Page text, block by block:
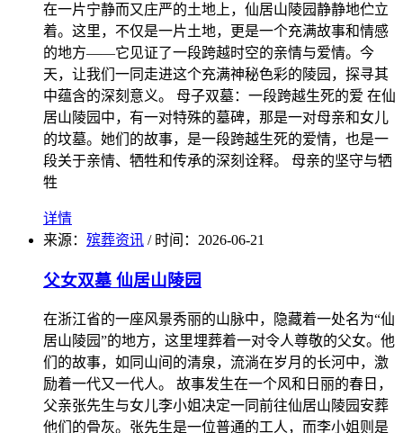
在一片宁静而又庄严的土地上，仙居山陵园静静地伫立
着。这里，不仅是一片土地，更是一个充满故事和情感
的地方——它见证了一段跨越时空的亲情与爱情。今
天，让我们一同走进这个充满神秘色彩的陵园，探寻其
中蕴含的深刻意义。 母子双墓：一段跨越生死的爱 在仙
居山陵园中，有一对特殊的墓碑，那是一对母亲和女儿
的坟墓。她们的故事，是一段跨越生死的爱情，也是一
段关于亲情、牺牲和传承的深刻诠释。 母亲的坚守与牺
牲
详情
来源： 殡葬资讯 / 时间： 2026-06-21
父女双墓 仙居山陵园
在浙江省的一座风景秀丽的山脉中，隐藏着一处名为“仙
居山陵园”的地方，这里埋葬着一对令人尊敬的父女。他
们的故事，如同山间的清泉，流淌在岁月的长河中，激
励着一代又一代人。 故事发生在一个风和日丽的春日，
父亲张先生与女儿李小姐决定一同前往仙居山陵园安葬
他们的骨灰。张先生是一位普通的工人，而李小姐则是